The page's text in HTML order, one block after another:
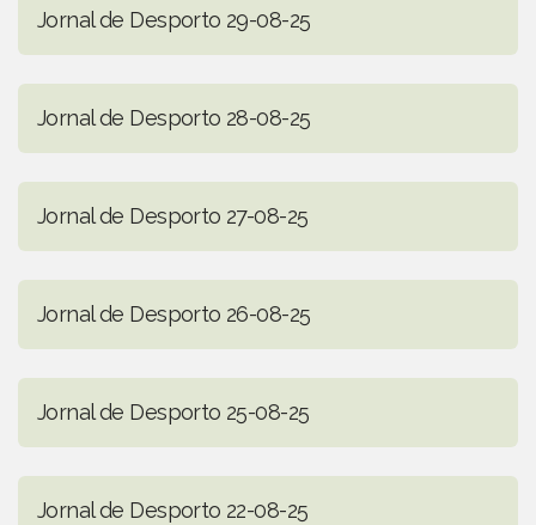
Jornal de Desporto 29-08-25
Jornal de Desporto 28-08-25
Jornal de Desporto 27-08-25
Jornal de Desporto 26-08-25
Jornal de Desporto 25-08-25
Jornal de Desporto 22-08-25